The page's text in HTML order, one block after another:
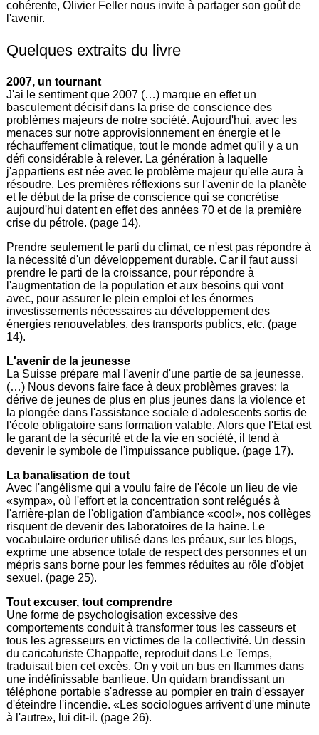
cohérente, Olivier Feller nous invite à partager son goût de
l'avenir.
Quelques extraits du livre
2007, un tournant
J'ai le sentiment que 2007 (…) marque en effet un
basculement décisif dans la prise de conscience des
problèmes majeurs de notre société. Aujourd'hui, avec les
menaces sur notre approvisionnement en énergie et le
réchauffement climatique, tout le monde admet qu'il y a un
défi considérable à relever. La génération à laquelle
j'appartiens est née avec le problème majeur qu'elle aura à
résoudre. Les premières réflexions sur l'avenir de la planète
et le début de la prise de conscience qui se concrétise
aujourd'hui datent en effet des années 70 et de la première
crise du pétrole. (page 14).
Prendre seulement le parti du climat, ce n'est pas répondre à
la nécessité d'un développement durable. Car il faut aussi
prendre le parti de la croissance, pour répondre à
l'augmentation de la population et aux besoins qui vont
avec, pour assurer le plein emploi et les énormes
investissements nécessaires au développement des
énergies renouvelables, des transports publics, etc. (page
14).
L'avenir de la jeunesse
La Suisse prépare mal l'avenir d'une partie de sa jeunesse.
(…) Nous devons faire face à deux problèmes graves: la
dérive de jeunes de plus en plus jeunes dans la violence et
la plongée dans l'assistance sociale d'adolescents sortis de
l'école obligatoire sans formation valable. Alors que l'Etat est
le garant de la sécurité et de la vie en société, il tend à
devenir le symbole de l'impuissance publique. (page 17).
La banalisation de tout
Avec l'angélisme qui a voulu faire de l'école un lieu de vie
«sympa», où l'effort et la concentration sont relégués à
l'arrière-plan de l'obligation d'ambiance «cool», nos collèges
risquent de devenir des laboratoires de la haine. Le
vocabulaire ordurier utilisé dans les préaux, sur les blogs,
exprime une absence totale de respect des personnes et un
mépris sans borne pour les femmes réduites au rôle d'objet
sexuel. (page 25).
Tout excuser, tout comprendre
Une forme de psychologisation excessive des
comportements conduit à transformer tous les casseurs et
tous les agresseurs en victimes de la collectivité. Un dessin
du caricaturiste Chappatte, reproduit dans Le Temps,
traduisait bien cet excès. On y voit un bus en flammes dans
une indéfinissable banlieue. Un quidam brandissant un
téléphone portable s'adresse au pompier en train d'essayer
d'éteindre l'incendie. «Les sociologues arrivent d'une minute
à l'autre», lui dit-il. (page 26).